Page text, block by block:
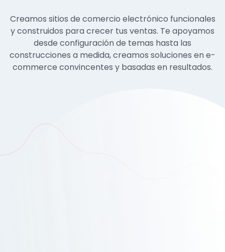
Creamos sitios de comercio electrónico funcionales
y construidos para crecer tus ventas. Te apoyamos
desde configuración de temas hasta las
construcciones a medida, creamos soluciones en e-
commerce convincentes y basadas en resultados.